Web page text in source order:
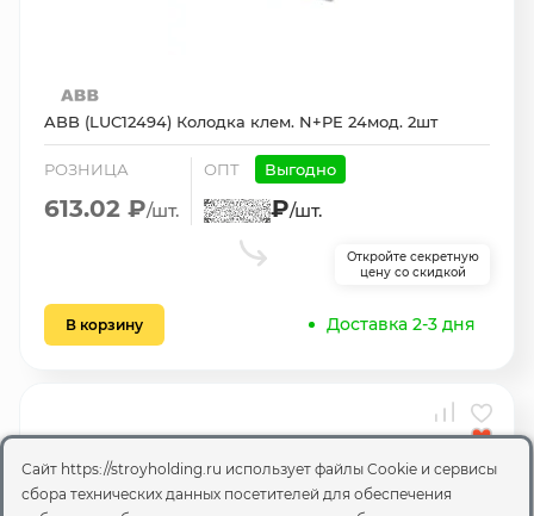
ABB (LUC12494) Колодка клем. N+PE 24мод. 2шт
РОЗНИЦА
613.02 ₽/шт.
ОПТ Выгодно
₽/шт.
Откройте секретную
цену со скидкой
В корзину Доставка 2-3 дня
Сайт https://stroyholding.ru использует файлы Cookie и сервисы
сбора технических данных посетителей для обеспечения